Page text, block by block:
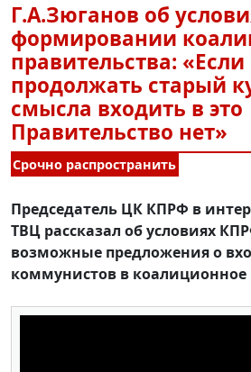
Г.А.Зюганов об
формировании
правительства: «Если
продолжать старый
смысла входить в это
Правительство нет»
Срочно распространить
Председатель ЦК КПРФ в
ТВЦ рассказал об условиях
возможные предложения о
коммунистов в коалиционное